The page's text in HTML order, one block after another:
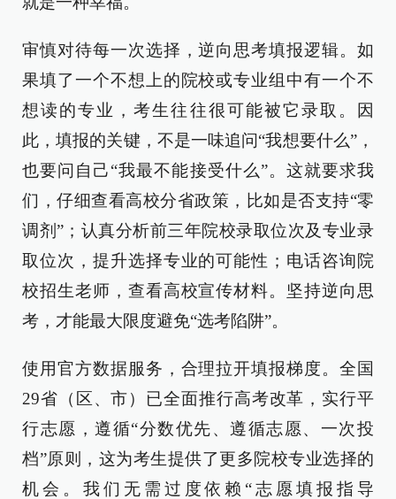
审慎对待每一次选择，逆向思考填报逻辑。如
果填了一个不想上的院校或专业组中有一个不
想读的专业，考生往往很可能被它录取。因
此，填报的关键，不是一味追问“我想要什么”，
也要问自己“我最不能接受什么”。这就要求我
们，仔细查看高校分省政策，比如是否支持“零
调剂”；认真分析前三年院校录取位次及专业录
取位次，提升选择专业的可能性；电话咨询院
校招生老师，查看高校宣传材料。坚持逆向思
考，才能最大限度避免“选考陷阱”。
使用官方数据服务，合理拉开填报梯度。全国
29省（区、市）已全面推行高考改革，实行平
行志愿，遵循“分数优先、遵循志愿、一次投
档”原则，这为考生提供了更多院校专业选择的
机会。我们无需过度依赖“志愿填报指导